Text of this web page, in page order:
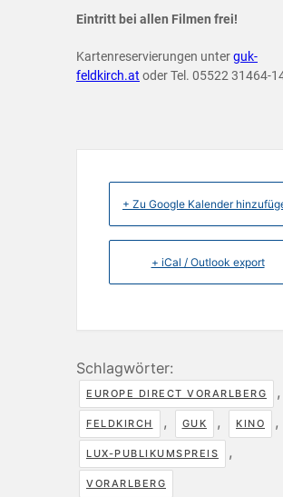
Eintritt bei allen Filmen frei!
Kartenreservierungen unterguk-
feldkirch.at oder Tel. 05522 31464-
+ Zu Google Kalender
+ iCal / Outlook export
Schlagwörter:
EUROPE DIRECT VORARLBERG ,
FELDKIRCH , GUK , KINO ,
LUX-PUBLIKUMSPREIS ,
VORARLBERG